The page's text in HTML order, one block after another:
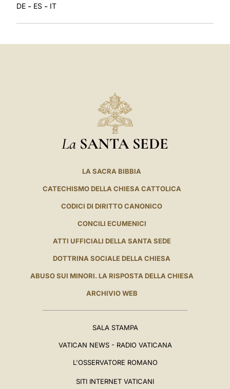
DE - ES - IT
La SANTA SEDE
LA SACRA BIBBIA
CATECHISMO DELLA CHIESA CATTOLICA
CODICI DI DIRITTO CANONICO
CONCILI ECUMENICI
ATTI UFFICIALI DELLA SANTA SEDE
DOTTRINA SOCIALE DELLA CHIESA
ABUSO SUI MINORI. LA RISPOSTA DELLA CHIESA
ARCHIVIO WEB
SALA STAMPA
VATICAN NEWS - RADIO VATICANA
L'OSSERVATORE ROMANO
SITI INTERNET VATICANI